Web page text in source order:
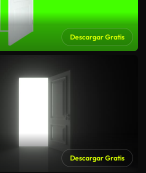
Descargar Gratis
Descargar Gratis